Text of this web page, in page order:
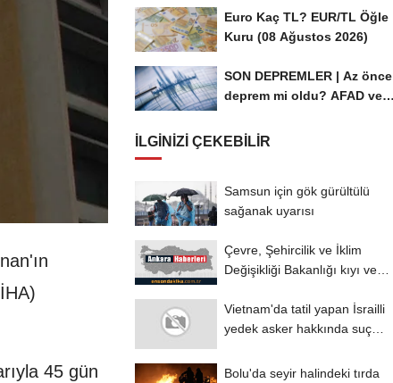
45 gün
Euro Kaç TL? EUR/TL Öğle
Kuru (08 Ağustos 2026)
SON DEPREMLER | Az önce
deprem mi oldu? AFAD ve
İLGINIZI ÇEKEBILIR
Samsun için gök gürültülü
sağanak uyarısı
Çevre, Şehircilik ve İklim
Değişikliği Bakanlığı kıyı ve
Vietnam'da tatil yapan İsrailli
yedek asker hakkında suç
Bolu'da seyir halindeki tırda